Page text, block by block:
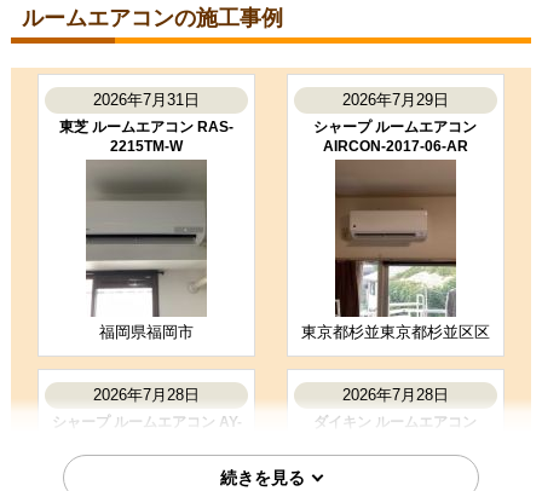
コメント
段取りも良く、エアコン取付後のチ
ても良かったです。ありがとうござ
いました。
（ご本人様より）
工事満足度 ★★★★★ 受注満足度 ★★★☆☆
商品選定がしやすかった
工事に安心感を感じた
ルームエアコンの施工事例
2026年7月31日
東芝 ルームエアコン RAS-
2215TM-W
福岡県福岡市
2026年7月29日
シャープ ルームエアコン
AIRCON-2017-06-AR
東京都杉並東京都杉並区区
2026年7月28日
シャープ ルームエアコン AY-
2026年7月28日
ダイキン ルームエアコン